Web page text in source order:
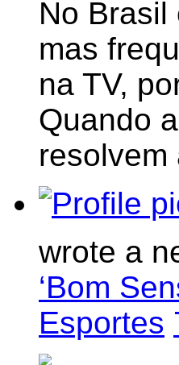
No
mas
na TV,
Quando
wrote a
‘Bom
Esportes